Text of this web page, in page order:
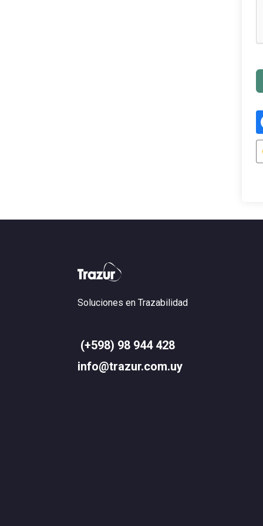
Soluciones en Trazabilidad
(+598) 98 944 428
info@trazur.com.uy